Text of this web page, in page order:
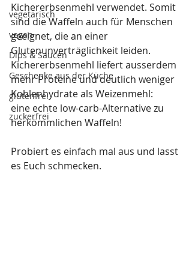
vegetarisch
vegan
Dips & Saucen
Geschenke aus der Küche
glutenfrei
zuckerfrei
Kichererbsenmehl verwendet. Somit
sind die Waffeln auch für Menschen
geeignet, die an einer
Glutenunverträglichkeit leiden.
Kichererbsenmehl liefert ausserdem
mehr Proteine und deutlich weniger
Kohlenhydrate als Weizenmehl:
eine echte low-carb-Alternative zu
herkömmlichen Waffeln!
Probiert es einfach mal aus und lasst
es Euch schmecken.